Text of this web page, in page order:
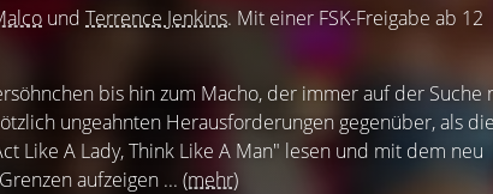
und Terrence Jenkins. Mit einer FSK-Freigabe ab 12
bis hin zum Macho, der immer auf der Suche
ungeahnten Herausforderungen gegenüber, als die
Like A Lady, Think Like A Man" lesen und mit dem neu
aufzeigen ... (mehr)